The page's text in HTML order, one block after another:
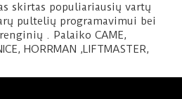
skirtas populiariausių vartų
pultelių programavimui bei
. Palaiko CAME,
HORRMAN ,LIFTMASTER,